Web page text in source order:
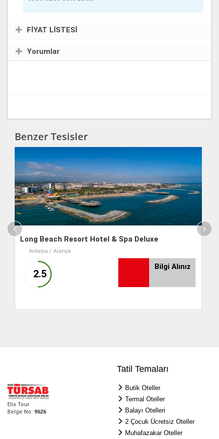
FİYAT LİSTESİ
Yorumlar
Benzer Tesisler
Long Beach Resort Hotel & Spa Deluxe
Antalya / Alanya
2.5
Bilgi Alınız
Elis Tour
Belge No: 9626
Tatil Temaları
Butik Oteller
Termal Oteller
Balayı Otelleri
2 Çocuk Ücretsiz Oteller
Muhafazakar Oteller